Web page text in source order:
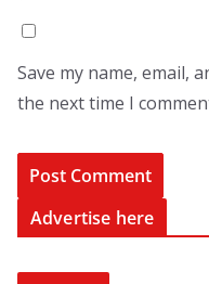
Save my name, email,
the next time I
Advertise here